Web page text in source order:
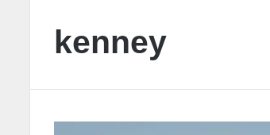
kenney